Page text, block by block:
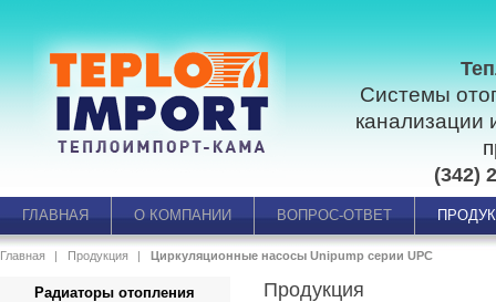
Системы
канализации
(342)
ГЛАВНАЯ О КОМПАНИИ ВОПРОС-ОТВЕТ
Главная Продукция Циркуляционные насосы Unipump серии UPC
Продукция
Радиаторы отопления